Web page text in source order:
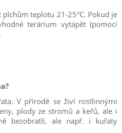
teplotu 21-25°C. Pokud je
terárium vytápět (pomocí
V přírodě se živí rostlinnými
plody ze stromů a keřů, ale i
bezobratlí, ale např. i kuřaty